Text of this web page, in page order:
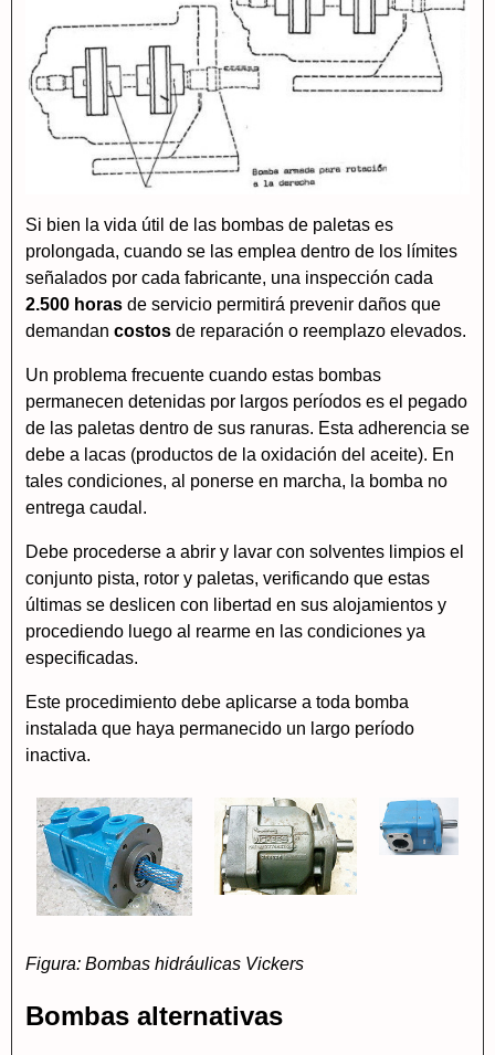
Si bien la vida útil de las bombas de paletas es
prolongada, cuando se las emplea dentro de los límites
señalados por cada fabricante, una inspección cada
2.500 horas de servicio permitirá prevenir daños que
demandan costos de reparación o reemplazo elevados.
Un problema frecuente cuando estas bombas
permanecen detenidas por largos períodos es el pegado
de las paletas dentro de sus ranuras. Esta adherencia se
debe a lacas (productos de la oxidación del aceite). En
tales condiciones, al ponerse en marcha, la bomba no
entrega caudal.
Debe procederse a abrir y lavar con solventes limpios el
conjunto pista, rotor y paletas, verificando que estas
últimas se deslicen con libertad en sus alojamientos y
procediendo luego al rearme en las condiciones ya
especificadas.
Este procedimiento debe aplicarse a toda bomba
instalada que haya permanecido un largo período
inactiva.
Figura: Bombas hidráulicas Vickers
Bombas alternativas